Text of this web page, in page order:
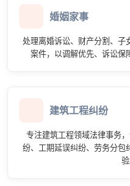
婚姻家事
处理离婚诉讼、财产分割、子
案件，以调解优先、诉讼保
建筑工程纠纷
专注建筑工程领域法律事务
纷、工期延误纠纷、劳务分包
验